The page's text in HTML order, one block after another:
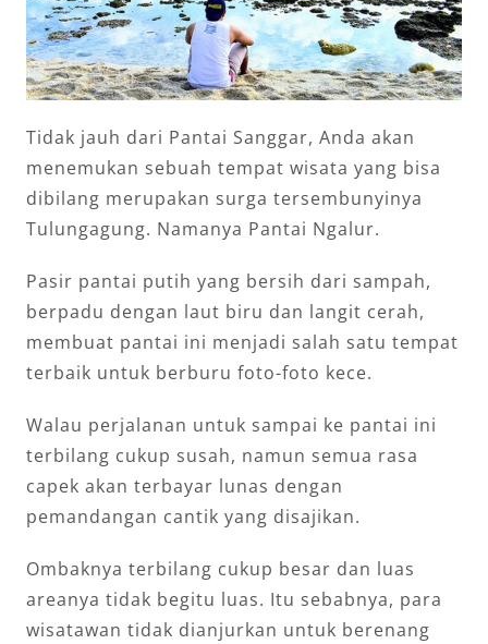
Tidak jauh dari Pantai Sanggar, Anda akan
menemukan sebuah tempat wisata yang bisa
dibilang merupakan surga tersembunyinya
Tulungagung. Namanya Pantai Ngalur.
Pasir pantai putih yang bersih dari sampah,
berpadu dengan laut biru dan langit cerah,
membuat pantai ini menjadi salah satu tempat
terbaik untuk berburu foto-foto kece.
Walau perjalanan untuk sampai ke pantai ini
terbilang cukup susah, namun semua rasa
capek akan terbayar lunas dengan
pemandangan cantik yang disajikan.
Ombaknya terbilang cukup besar dan luas
areanya tidak begitu luas. Itu sebabnya, para
wisatawan tidak dianjurkan untuk berenang